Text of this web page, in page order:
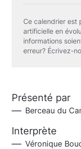
Ce calendrier est
artificielle en
informations
erreur? Écrivez-
Présenté par
Berceau du
Interprète
Véronique